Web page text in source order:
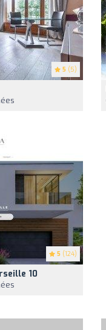
5 (5)
5 (124)
10